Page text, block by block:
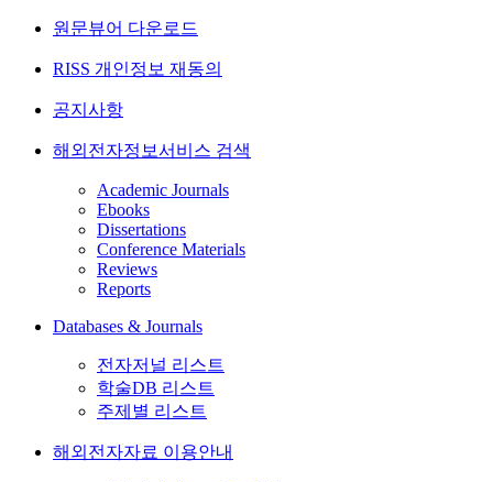
원문뷰어 다운로드
RISS 개인정보 재동의
공지사항
해외전자정보서비스 검색
Academic Journals
Ebooks
Dissertations
Conference Materials
Reviews
Reports
Databases & Journals
전자저널 리스트
학술DB 리스트
주제별 리스트
해외전자자료 이용안내